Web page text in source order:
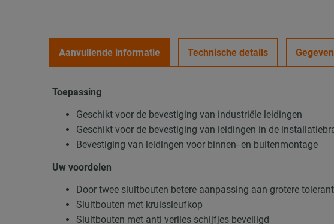
Aanvullende informatie Technische details
Toepassing
Geschikt voor de bevestiging van industriële leidingen
Geschikt voor de bevestiging van leidingen in de
Bevestiging van leidingen voor binnen- en buitenmontage
Uw voordelen
Door twee sluitbouten betere aanpassing aan grotere
Sluitbouten met kruissleufkop
Sluitbouten met anti verlies schijfjes beveiligd